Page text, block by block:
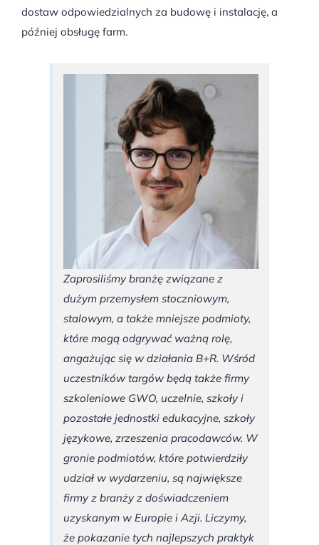
dostaw odpowiedzialnych za budowę i instalację, a
później obsługę farm.
Zaprosiliśmy branżę związane z
dużym przemysłem stoczniowym,
stalowym, a także mniejsze podmioty,
które mogą odgrywać ważną rolę,
angażując się w działania B+R. Wśród
uczestników targów będą także firmy
szkoleniowe GWO, uczelnie, szkoły i
pozostałe jednostki edukacyjne, szkoły
językowe, zrzeszenia pracodawców. W
gronie podmiotów, które potwierdziły
udział w wydarzeniu, są największe
firmy z branży z doświadczeniem
uzyskanym w Europie i Azji. Liczymy,
że pokazanie tych najlepszych praktyk